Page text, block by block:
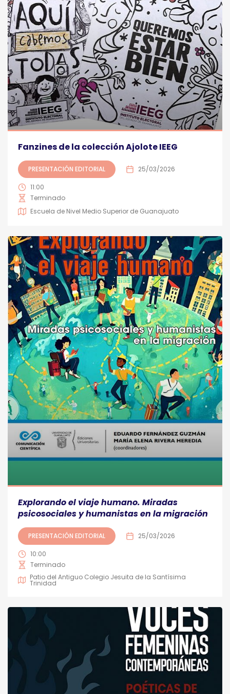
Fanzines de la colección Ajolote IEEG
PRESENTACIÓN EDITORIAL 25/03/2026
11:00
Terminado
Escuela de Nivel Medio Superior de Guanajuato
Explorando el viaje humano. Miradas
psicosociales y humanistas en la migración
PRESENTACIÓN EDITORIAL 25/03/2026
10:00
Terminado
Patio del Antiguo Colegio Jesuita de la Santísima
Trinidad